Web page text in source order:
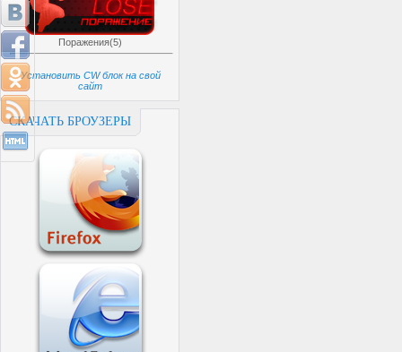
Поражения(5)
Установить CW блок на свой
сайт
СКАЧАТЬ БРОУЗЕРЫ